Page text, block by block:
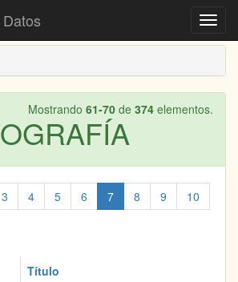
Mostrando 61-70 de 374 elementos.
3 4 5 6 7 8 9
10
Título